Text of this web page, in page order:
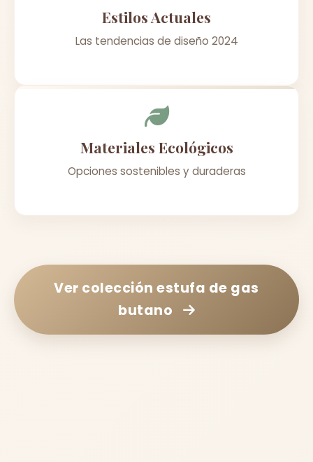
Estilos Actuales
Las tendencias de diseño 2024
Materiales Ecológicos
Opciones sostenibles y duraderas
Ver colecciónestufa de gas
butano